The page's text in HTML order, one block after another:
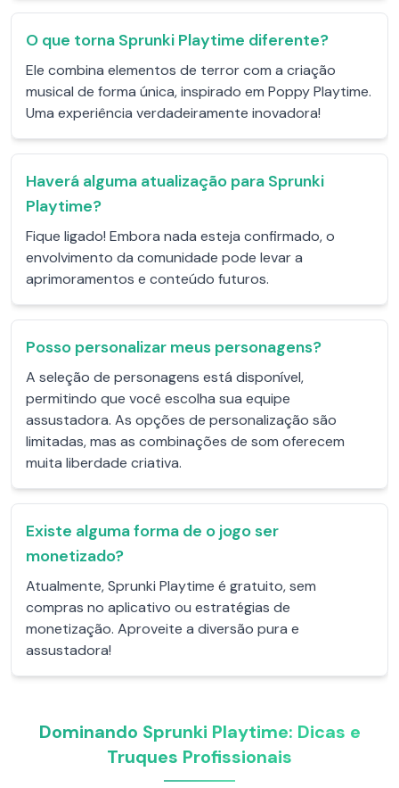
O que torna Sprunki Playtime diferente?
Ele combina elementos de terror com a criação
musical de forma única, inspirado em Poppy Playtime.
Uma experiência verdadeiramente inovadora!
Haverá alguma atualização para Sprunki
Playtime?
Fique ligado! Embora nada esteja confirmado, o
envolvimento da comunidade pode levar a
aprimoramentos e conteúdo futuros.
Posso personalizar meus personagens?
A seleção de personagens está disponível,
permitindo que você escolha sua equipe
assustadora. As opções de personalização são
limitadas, mas as combinações de som oferecem
muita liberdade criativa.
Existe alguma forma de o jogo ser
monetizado?
Atualmente, Sprunki Playtime é gratuito, sem
compras no aplicativo ou estratégias de
monetização. Aproveite a diversão pura e
assustadora!
Dominando Sprunki Playtime: Dicas e
Truques Profissionais